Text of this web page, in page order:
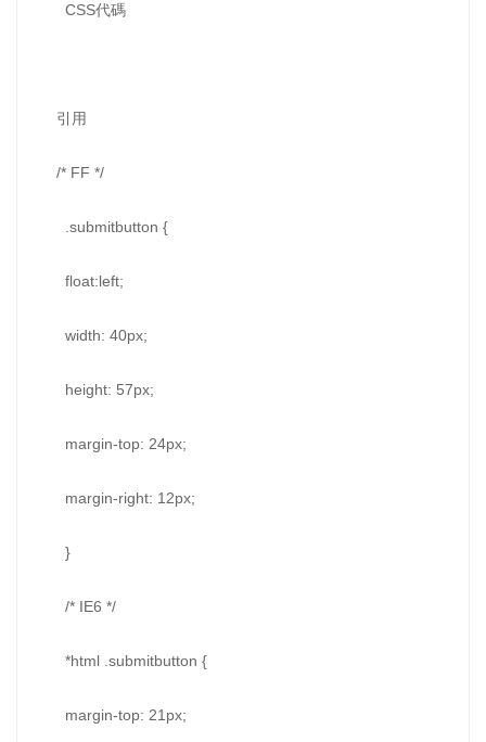
CSS代碼
引用
/* FF */
.submitbutton {
float:left;
width: 40px;
height: 57px;
margin-top: 24px;
margin-right: 12px;
}
/* IE6 */
*html .submitbutton {
margin-top: 21px;